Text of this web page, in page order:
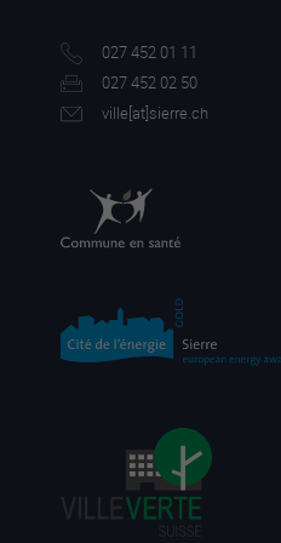
027 452 01 11
027 452 02 50
ville[at]sierre.ch